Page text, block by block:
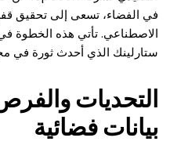
في الفضاء، تسعى إلى تحقيق
الاصطناعي. تأتي هذه الخطوة
ستارلينك الذي أحدث ثورة في
التحديات
بيانات فضائية